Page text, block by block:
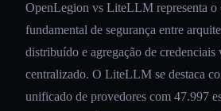
OpenLegion vs LiteLLM representa o
fundamental de segurança entre
distribuído e agregação de
centralizado. O LiteLLM se destaca
unificado de provedores com 47.997